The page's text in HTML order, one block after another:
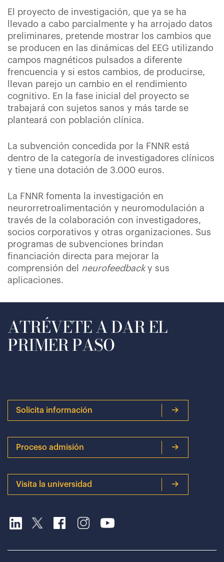
El proyecto de investigación, que ya se ha
llevado a cabo parcialmente y ha arrojado datos
preliminares, pretende mostrar los cambios que
se producen en las dinámicas del EEG utilizando
campos magnéticos pulsados a diferente
frencuencia y si estos cambios, de producirse,
llevan parejo un cambio en el rendimiento
cognitivo. En la fase inicial del proyecto se
trabajará con sujetos sanos y más tarde se
planteará con población clínica.
La subvención concedida por la FNNR está
dentro de la categoría de investigadores clínicos
y tiene una dotación de 3.000 euros.
La FNNR fomenta la investigación en
neurorretroalimentación y neuromodulación a
través de la colaboración con investigadores,
socios corporativos y otras organizaciones. Sus
programas de subvenciones brindan
financiación directa para mejorar la
comprensión del
neurofeedbacky sus
aplicaciones.
ATRÉVETE A DAR EL
PRIMER PASO
Solicita información
Proceso admisión
Visita la universidad